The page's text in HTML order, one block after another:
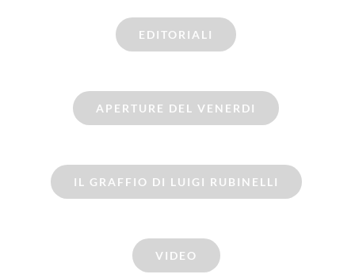
EDITORIALI
APERTURE DEL VENERDI
IL GRAFFIO DI LUIGI RUBINELLI
VIDEO